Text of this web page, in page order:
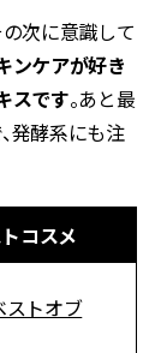
の次に意識して
ンケアが好き
スです。あと最
発酵系にも注
コスメ
ストオブ